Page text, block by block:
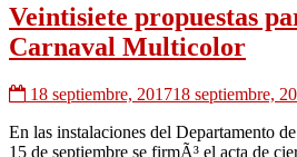
Veintisiete propuestas
Carnaval Multicolor
18 septiembre, 201718 septiembre,
En las instalaciones del Departamento
15 de septiembre se firmÃ³ el acta de